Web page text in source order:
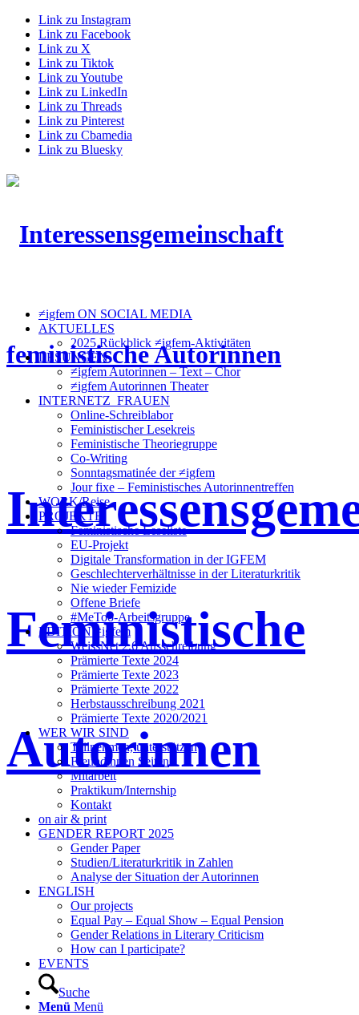
Link zu Instagram
Link zu Facebook
Link zu X
Link zu Tiktok
Link zu Youtube
Link zu LinkedIn
Link zu Threads
Link zu Pinterest
Link zu Cbamedia
Link zu Bluesky
Feministische
Autorinnen
≠igfem ON SOCIAL MEDIA
AKTUELLES
2025 Rückblick ≠igfem-Aktivitäten
LESUNGEN
≠igfem Autorinnen – Text – Chor
≠igfem Autorinnen Theater
INTERNETZ_FRAUEN
Online-Schreiblabor
Feministischer Lesekreis
Feministische Theoriegruppe
Co-Writing
Sonntagsmatinée der ≠igfem
Jour fixe – Feministisches Autorinnentreffen
WORK/Reise
PROJEKTE
Feministische Leseliste
EU-Projekt
Digitale Transformation in der IGFEM
Geschlechterverhältnisse in der Literaturkritik
Nie wieder Femizide
Offene Briefe
#MeToo-Arbeitsgruppe
EDITION ≠igfem
WeissNet 2.6 Ausschreibung
Prämierte Texte 2024
Prämierte Texte 2023
Prämierte Texte 2022
Herbstausschreibung 2021
Prämierte Texte 2020/2021
WER WIR SIND
Teilnehmen, unterstützen
Freundinnen Seiten
Mitarbeit
Praktikum/Internship
Kontakt
on air & print
GENDER REPORT 2025
Gender Paper
Studien/Literaturkritik in Zahlen
Analyse der Situation der Autorinnen
ENGLISH
Our projects
Equal Pay – Equal Show – Equal Pension
Gender Relations in Literary Criticism
How can I participate?
EVENTS
Suche
Menü Menü